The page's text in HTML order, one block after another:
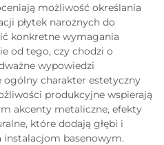
możliwość określania
płytek narożnych do
konkretne wymagania
od tego, czy chodzi o
wypowiedzi
charakter estetyczny
produkcyjne wspierają
akcenty metaliczne, efekty
które dodają głębi i
instalacjom basenowym.